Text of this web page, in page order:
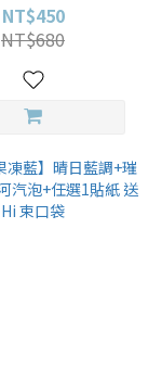
NT$450
NT$680